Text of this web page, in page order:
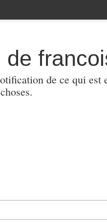
de
de ce qui